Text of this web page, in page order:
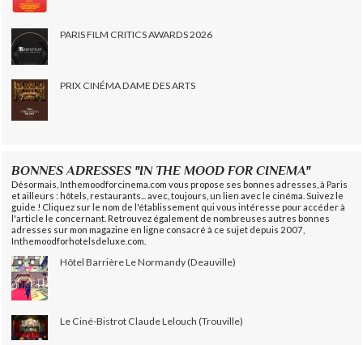
PARIS FILM CRITICS AWARDS 2026
PRIX CINÉMA DAME DES ARTS
BONNES ADRESSES "IN THE MOOD FOR CINEMA"
Désormais, Inthemoodforcinema.com vous propose ses bonnes adresses, à Paris
et ailleurs : hôtels, restaurants... avec, toujours, un lien avec le cinéma. Suivez le
guide ! Cliquez sur le nom de l'établissement qui vous intéresse pour accéder à
l'article le concernant. Retrouvez également de nombreuses autres bonnes
adresses sur mon magazine en ligne consacré à ce sujet depuis 2007,
Inthemoodforhotelsdeluxe.com.
Hôtel Barrière Le Normandy (Deauville)
Le Ciné-Bistrot Claude Lelouch (Trouville)